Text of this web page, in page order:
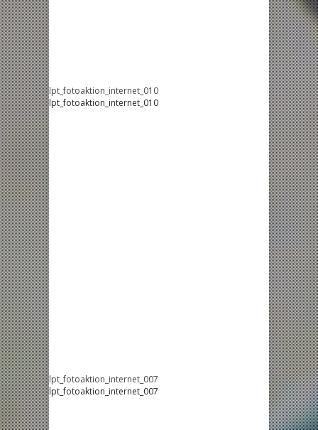
lpt_fotoaktion_internet_010
lpt_fotoaktion_internet_010
lpt_fotoaktion_internet_007
lpt_fotoaktion_internet_007